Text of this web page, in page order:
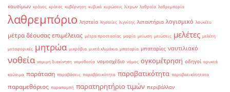
καυσίμων κράνος κράτος κυβέρνηση κυβικά κυρώσεις λίτρων λαθραία λαθρεμπορία
λαθρεμπόριο ληστεία ληστείες λιγνίτης λιπαντήρια λογισμικό λουκέτο
μέτρα δέουσας επιμέλειας μέτρα προστασίας μαφία μείωση μειώσεις μελέτες μελέτη
μεταφορικές μητρώα μικρόβια μικτά κλιμάκια μπαταρία μπαταρίες ναυτιλιακό
νοθεία νομιμη διακίνηση νομοθεσία νομοσχέδιο νόμος ογκομέτρηση οδηγοί ορυκτά
καύσιμα παράταση παραβάσεις παραβάτικότητα παραβατικότητα παραβατικότητατα
παραμεθόριος παραπομπή παρατηρητήριο τιμών περιβάλλον